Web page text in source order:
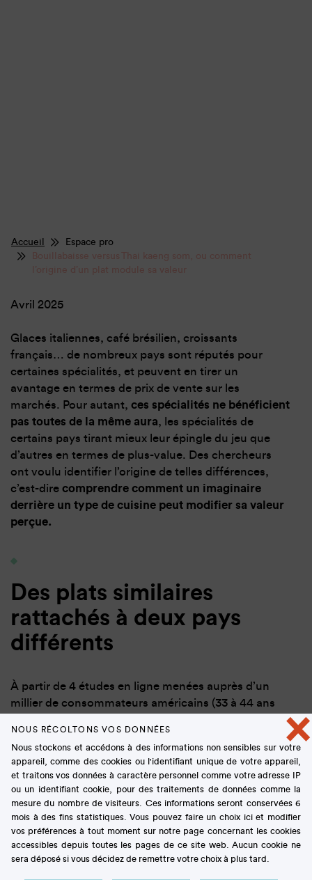
Accueil
Espace pro
Bouillabaisse versus Thai kaeng som, ou comment
l’origine d’un plat module sa valeur
Avril 2025
Glaces italiennes, café brésilien, croissants
français… de nombreux pays sont réputés pour
certaines spécialités, et peuvent en tirer un
avantage en termes de prix de vente sur les
marchés. Pour autant, ces spécialités ne bénéficient
pas toutes de la même aura, les spécialités de
certains pays tirant mieux leur épingle du jeu que
d’autres en termes de plus-value. Des chercheurs
ont voulu identifier l’origine de telles différences,
c’est-dire comprendre comment un imaginaire
derrière un type de cuisine peut modifier sa valeur
perçue.
Des plats similaires
rattachés à deux pays
différents
À partir de 4 études en ligne menées auprès d’un
millier de consommateurs américains (33 à 44 ans
comparé la valeur monétaire attribuée à des
recettes similaires, mais présentées soit comme
françaises, soit comme thaïlandaises.
participantsse voyaient distribuer un menu
comportant les six mêmes types de plats (soupe de
poisson, poulet en sauce, assortiment de légumes,
dessert à base de riz…) mais présentés
différemment dans chaque menu , avec un
×
NOUS RÉCOLTONS VOS DONNÉES
Nous stockons et accédons à des informations non sensibles sur votre
appareil, comme des cookies ou l'identifiant unique de votre appareil,
et traitons vos données à caractère personnel comme votre adresse IP
ou un identifiant cookie, pour des traitements de données comme la
mesure du nombre de visiteurs. Ces informations seront conservées 6
mois à des fins statistiques. Vous pouvez faire un choix ici et modifier
vos préférences à tout moment sur notre page concernant les cookies
accessibles depuis toutes les pages de ce site web. Aucun cookie ne
sera déposé si vous décidez de remettre votre choix à plus tard.